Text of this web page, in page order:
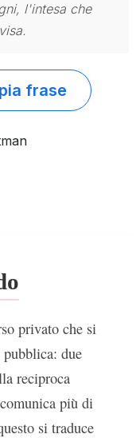
l'intesa che
frase
privato che si
due
reciproca
più di
si traduce